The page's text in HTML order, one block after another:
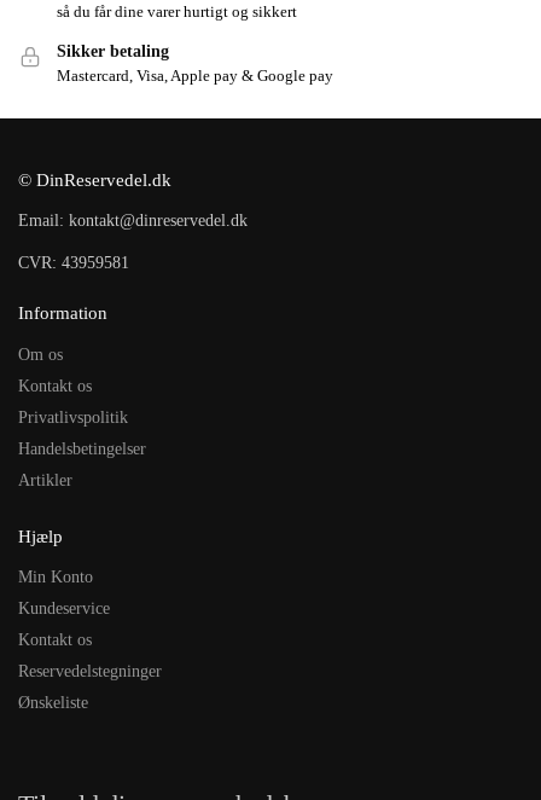
så du får dine varer hurtigt og sikkert
Sikker betaling
Mastercard, Visa, Apple pay & Google pay
© DinReservedel.dk
Email: kontakt@dinreservedel.dk
CVR: 43959581
Information
Om os
Kontakt os
Privatlivspolitik
Handelsbetingelser
Artikler
Hjælp
Min Konto
Kundeservice
Kontakt os
Reservedelstegninger
Ønskeliste